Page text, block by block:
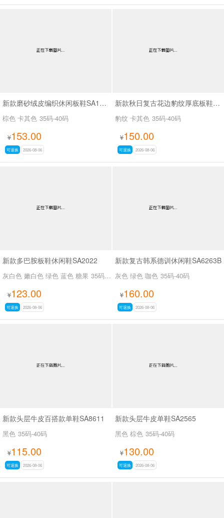
新款磨砂绒皮编织休闲板鞋SA18035
棕色 卡其色 35码-40码
¥153.00
可退换 2026-08-06
新款秋日复古花边豹纹厚底板鞋SA18036
豹纹 卡其色 35码-40码
¥150.00
可退换 2026-08-06
新款多巴胺板鞋休闲鞋SA2022
灰白色 嫩白色 绿色 蓝色 糖果 35码-39码
¥123.00
可退换 2026-08-06
新款复古韩系德训休闲鞋SA6263B
灰色 绿色 咖色 35码-40码
¥160.00
可退换 2026-08-06
新款头层牛皮百搭款单鞋SA8611
黑色 35码-40码
¥115.00
可退换 2026-08-06
新款头层牛皮单鞋SA2565
黑色 棕色 35码-40码
¥130.00
可退换 2026-08-06